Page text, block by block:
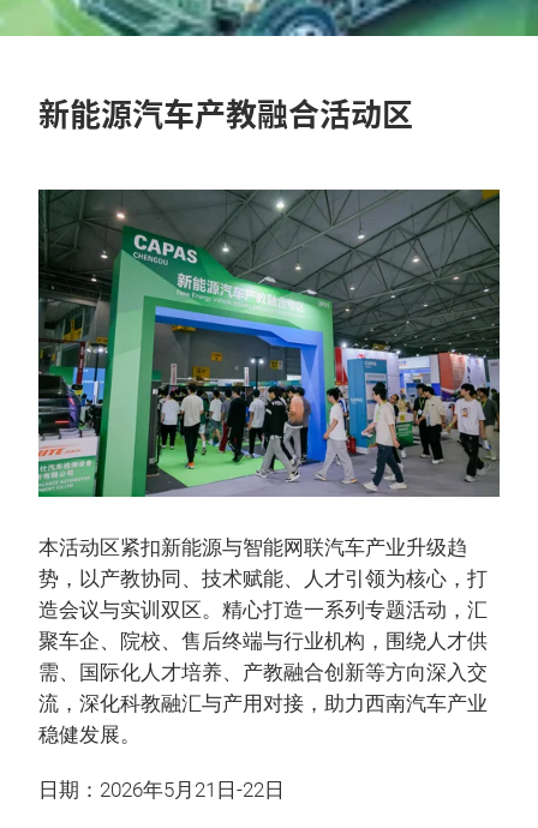
新能源汽车产教融合活动区
本活动区紧扣新能源与智能网联汽车产业升级趋
势，以产教协同、技术赋能、人才引领为核心，打
造会议与实训双区。精心打造一系列专题活动，汇
聚车企、院校、售后终端与行业机构，围绕人才供
需、国际化人才培养、产教融合创新等方向深入交
流，深化科教融汇与产用对接，助力西南汽车产业
稳健发展。
日期：2026年5月21日-22日